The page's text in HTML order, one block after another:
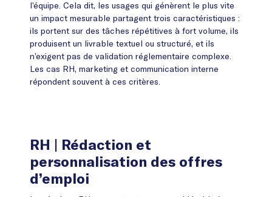
l’équipe. Cela dit, les usages qui génèrent le plus vite
un impact mesurable partagent trois caractéristiques :
ils portent sur des tâches répétitives à fort volume, ils
produisent un livrable textuel ou structuré, et ils
n’exigent pas de validation réglementaire complexe.
Les cas RH, marketing et communication interne
répondent souvent à ces critères.
RH
| Rédaction et
personnalisation des offres
d’emploi